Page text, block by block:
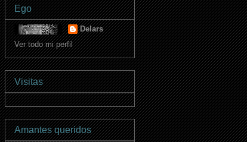
Ego
Delars
Ver todo mi perfil
Visitas
Amantes queridos